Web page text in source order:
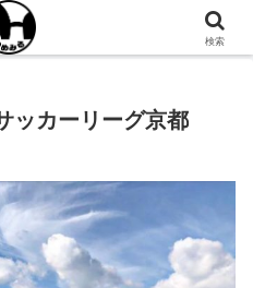
フィシャルサイト
ッカーリーグ京都
検索